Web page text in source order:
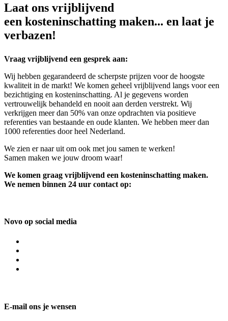
Laat ons vrijblijvend
een kosteninschatting maken... en laat je
verbazen!
Vraag vrijblijvend een gesprek aan:
Wij hebben gegarandeerd de scherpste prijzen voor de hoogste
kwaliteit in de markt! We komen geheel vrijblijvend langs voor een
bezichtiging en kosteninschatting. Al je gegevens worden
vertrouwelijk behandeld en nooit aan derden verstrekt. Wij
verkrijgen meer dan 50% van onze opdrachten via positieve
referenties van bestaande en oude klanten. We hebben meer dan
1000 referenties door heel Nederland.
We zien er naar uit om ook met jou samen te werken!
Samen maken we jouw droom waar!
We komen graag vrijblijvend een kosteninschatting maken.
We nemen binnen 24 uur contact op:
Novo op social media
E-mail ons je wensen